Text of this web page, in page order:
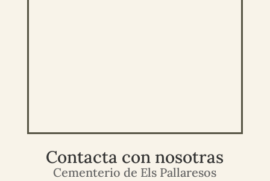
Contacta con nosotras
Cementerio de Els Pallaresos